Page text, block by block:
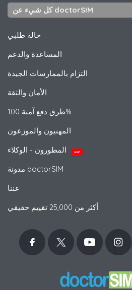
كل شيء عن doctorSIM
حالة طلبي
المساعدة والدعم
التزام بالممارسات الجيدة
الأمان والثقة
طرق دفع آمنة 100%
المهنيون والموزعون
جديد
مدونة doctorSIM
عننا
أكثر من 25,000 تقييم حقيقي!